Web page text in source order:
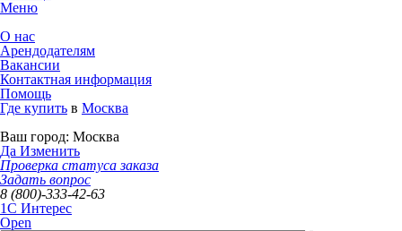
Меню
О нас
Арендодателям
Вакансии
Контактная информация
Помощь
Где купить в Москва
Ваш город: Москва
Да Изменить
Проверка статуса заказа
Задать вопрос
8 (800)-333-42-63
1C Интерес
Open